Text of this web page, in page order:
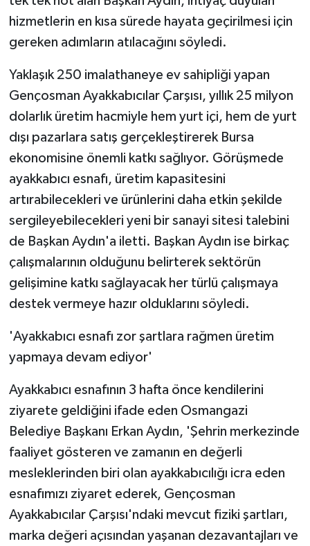
hizmetlerin en kısa sürede hayata geçirilmesi için
gereken adımların atılacağını söyledi.
Yaklaşık 250 imalathaneye ev sahipliği yapan
Gençosman Ayakkabıcılar Çarşısı, yıllık 25 milyon
dolarlık üretim hacmiyle hem yurt içi, hem de yurt
dışı pazarlara satış gerçekleştirerek Bursa
ekonomisine önemli katkı sağlıyor. Görüşmede
ayakkabıcı esnafı, üretim kapasitesini
artırabilecekleri ve ürünlerini daha etkin şekilde
sergileyebilecekleri yeni bir sanayi sitesi talebini
de Başkan Aydın'a iletti. Başkan Aydın ise birkaç
çalışmalarının olduğunu belirterek sektörün
gelişimine katkı sağlayacak her türlü çalışmaya
destek vermeye hazır olduklarını söyledi.
'Ayakkabıcı esnafı zor şartlara rağmen üretim
yapmaya devam ediyor'
Ayakkabıcı esnafının 3 hafta önce kendilerini
ziyarete geldiğini ifade eden Osmangazi
Belediye Başkanı Erkan Aydın, 'Şehrin merkezinde
faaliyet gösteren ve zamanın en değerli
mesleklerinden biri olan ayakkabıcılığı icra eden
esnafımızı ziyaret ederek, Gençosman
Ayakkabıcılar Çarşısı'ndaki mevcut fiziki şartları,
marka değeri açısından yaşanan dezavantajları ve